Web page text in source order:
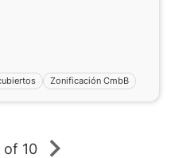
Zonificación CmbB
of 10